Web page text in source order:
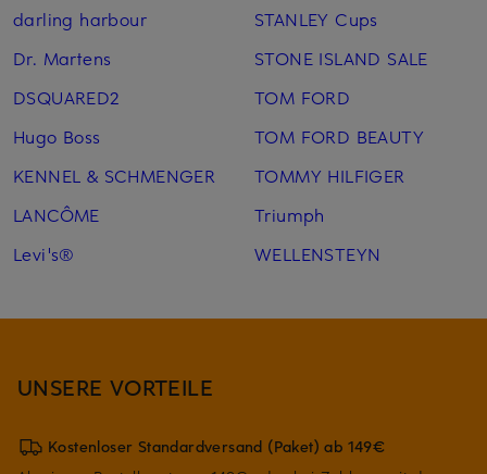
darling harbour
Dr. Martens
DSQUARED2
Hugo Boss
KENNEL & SCHMENGER
LANCÔME
Levi's®
STANLEY Cups
STONE ISLAND SALE
TOM FORD
TOM FORD BEAUTY
TOMMY HILFIGER
Triumph
WELLENSTEYN
UNSERE VORTEILE
Kostenloser Standardversand (Paket) ab 149€